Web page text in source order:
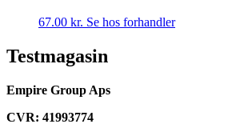
67.00 kr. Se hos forhandler
Testmagasin
Empire Group Aps
CVR: 41993774